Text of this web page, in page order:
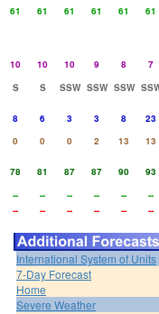
61 61 61 61 61 61
10 10 10 9 8 7
S S SSW SSW SSW
8 6 3 3 8 23
0 0 0 2 13 13
78 81 87 87 90 93
-- -- -- -- -- --
-- -- -- -- -- --
International System of Units
7-Day Forecast
Home
Severe Weather